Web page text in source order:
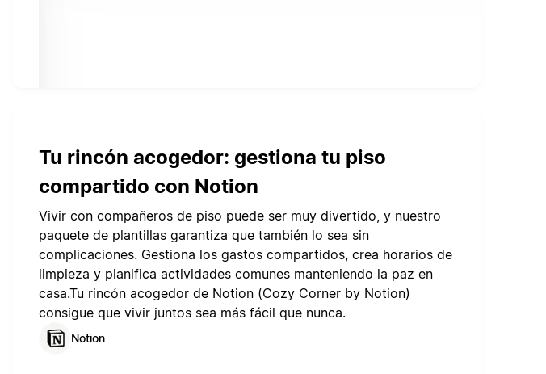
Tu rincón acogedor: gestiona tu piso
compartido con Notion
Vivir con compañeros de piso puede ser muy divertido, y nuestro
paquete de plantillas garantiza que también lo sea sin
complicaciones. Gestiona los gastos compartidos, crea horarios de
limpieza y planifica actividades comunes manteniendo la paz en
casa.Tu rincón acogedor de Notion (Cozy Corner by Notion)
consigue que vivir juntos sea más fácil que nunca.
Notion